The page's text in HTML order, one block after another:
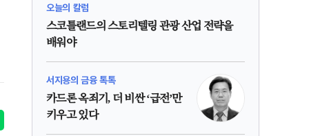
오늘의 칼럼
스코틀랜드의 스토리텔링 관광 산업 전략을
배워야
서지용의 금융 톡톡
카드론 옥죄기, 더 비싼 ‘급전’만
키우고 있다